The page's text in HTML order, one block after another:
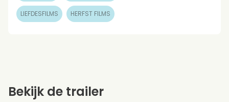
LIEFDESFILMS HERFST FILMS
Bekijk de trailer